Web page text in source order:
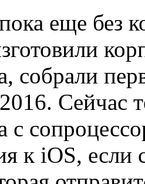
еще без
собрали
Сейчас
с
к iOS, если